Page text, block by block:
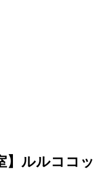
】ルルココッ